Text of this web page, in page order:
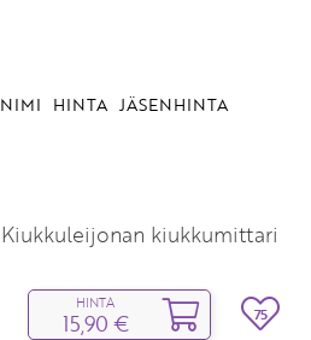
NIMI HINTA JÄSENHINTA
Kiukkuleijonan kiukkumittari
HINTA
15,90 € 75